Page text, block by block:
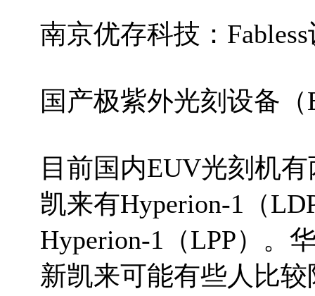
南京优存科技：
国产极紫外光刻设备
目前国内EUV光刻机
凯来有Hyperion-1（
Hyperion-1（LPP）。
新凯来可能有些人比